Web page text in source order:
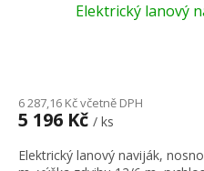
Elektrický lanový
6 287,16 Kč včetně DPH
5 196 Kč / ks
Elektrický lanový naviják,